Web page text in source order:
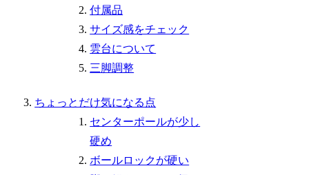
付属品
サイズ感をチェック
雲台について
三脚調整
ちょっとだけ気になる点
センターポールが少し
硬め
ボールロックが硬い